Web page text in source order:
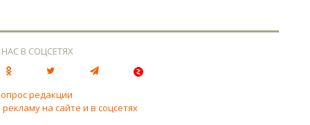
В СОЦСЕТЯХ
редакции
на сайте и в соцсетях